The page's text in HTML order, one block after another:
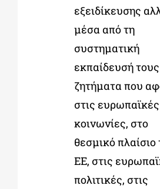
εξειδίκευσης
μέσα από τη
συστηματική
εκπαίδευσή
ζητήματα που
στις ευρωπαϊκές
κοινωνίες, στο
θεσμικό πλαίσιο
ΕΕ, στις
πολιτικές, στις